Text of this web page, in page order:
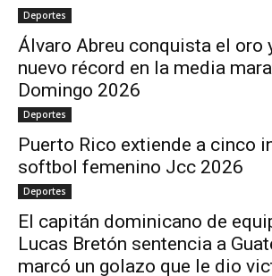
Deportes
Álvaro Abreu conquista el oro
nuevo récord en la media
Domingo 2026
Deportes
Puerto Rico extiende a cinco
softbol femenino Jcc 2026
Deportes
El capitán dominicano de
Lucas Bretón sentencia a
marcó un golazo que le dio